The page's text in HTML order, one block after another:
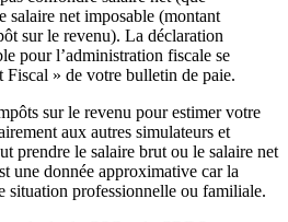
salaire net imposable (montant
sur le revenu). La déclaration
pour l’administration fiscale se
» de votre bulletin de paie.
sur le revenu pour estimer votre
aux autres simulateurs et
prendre le salaire brut ou le salaire net
une donnée approximative car la
situation professionnelle ou familiale.